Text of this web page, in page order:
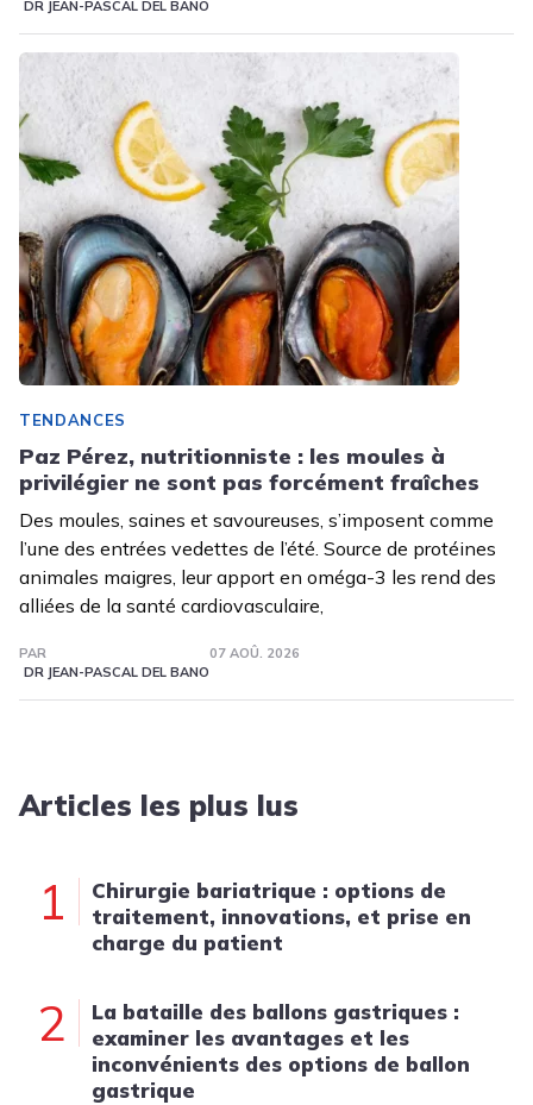
DR JEAN-PASCAL DEL BANO
TENDANCES
Paz Pérez, nutritionniste : les moules à
privilégier ne sont pas forcément fraîches
Des moules, saines et savoureuses, s’imposent comme
l’une des entrées vedettes de l’été. Source de protéines
animales maigres, leur apport en oméga-3 les rend des
alliées de la santé cardiovasculaire,
PAR
DR JEAN-PASCAL DEL BANO
07 AOÛ. 2026
Articles les plus lus
1
Chirurgie bariatrique : options de
traitement, innovations, et prise en
charge du patient
2
La bataille des ballons gastriques :
examiner les avantages et les
inconvénients des options de ballon
gastrique